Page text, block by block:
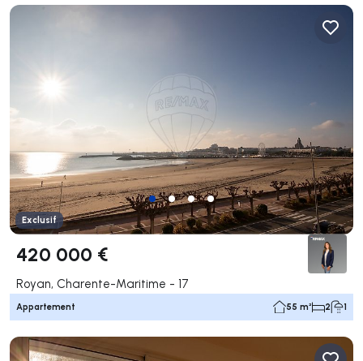
Exclusif
420 000 €
Royan, Charente-Maritime - 17
Appartement 55 m² 2 1